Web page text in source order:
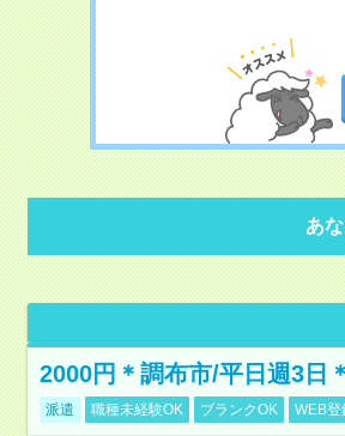
あ
2000円＊調布市/平日週3日
派遣 職種未経験OK ブランクOK WEB登